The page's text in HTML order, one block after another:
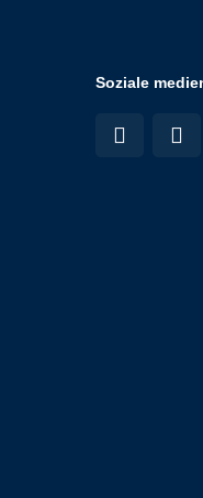
Soziale